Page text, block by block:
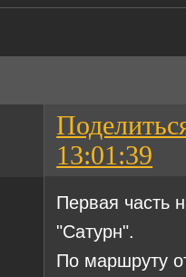
13:01:39
Первая часть
"Сатурн".
По маршруту